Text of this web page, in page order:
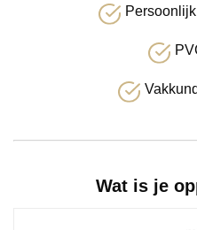
Wat is je